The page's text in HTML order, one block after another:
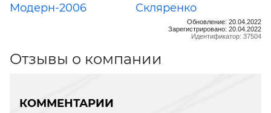
Модерн-2006
Скляренко
Обновление: 20.04.2022
Зарегистрировано: 20.04.2022
Идентификатор: 37504
Отзывы о компании
КОММЕНТАРИИ